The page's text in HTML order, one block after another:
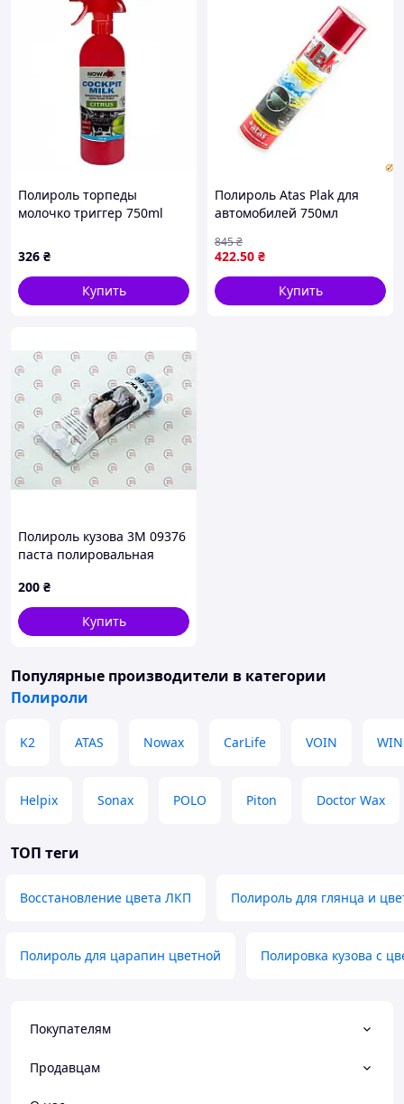
Полироль торпеды
молочко триггер 750ml
(20шт/уп)
326 ₴
Купить
Полироль Atas Plak для
автомобилей 750мл
от ультрафиолета и
загрязнений
422.50 ₴
845₴
Купить
Полироль кузова 3М 09376
паста полировальная
200 ₴
Купить
Популярные производители в категории
Полироли
K2 ATAS Nowax CarLife VOIN
Helpix Sonax POLO Piton Doctor Wax
ТОП теги
Восстановление цвета ЛКП Полироль для глянца и
Полироль для царапин цветной Полировка кузова с
Покупателям
Продавцам